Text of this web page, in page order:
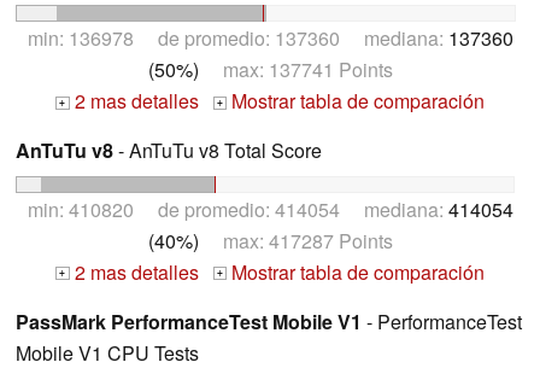
min: 136978 de promedio: 137360 mediana: 137360
(50%) max: 137741 Points
+ 2 mas detalles +
Mostrar tabla de comparación
AnTuTu v8- AnTuTu v8 Total Score
min: 410820 de promedio: 414054 mediana: 414054
(40%) max: 417287 Points
+ 2 mas detalles +
Mostrar tabla de comparación
PassMark PerformanceTest Mobile V1 - PerformanceTest
Mobile V1 CPU Tests